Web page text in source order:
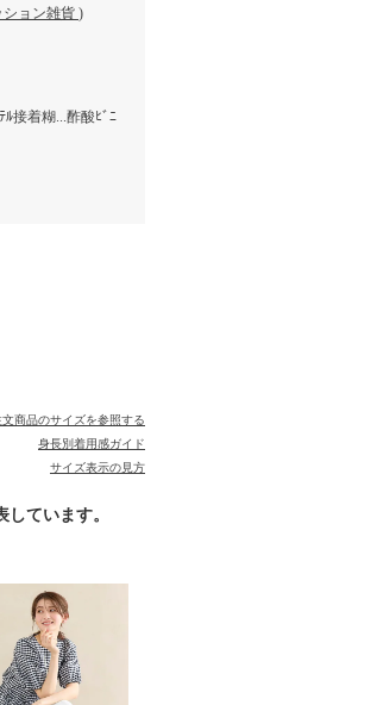
ション雑貨 )
ﾙ接着糊...酢酸ﾋﾞﾆ
商品のサイズを参照する
身長別着用感ガイド
サイズ表示の見方
ています。